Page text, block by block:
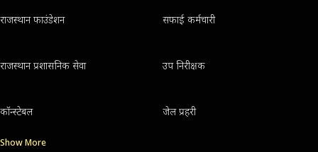
राजस्थान फाउंडेशन सफाई कर्मचारी
राजस्थान प्रशासनिक सेवा उप निरीक्षक
कॉन्स्टेबल जेल प्रहरी
Show More